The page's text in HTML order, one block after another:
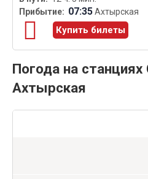
07:35Ахтырская
Купить билеты
Погода на станциях
Ахтырская